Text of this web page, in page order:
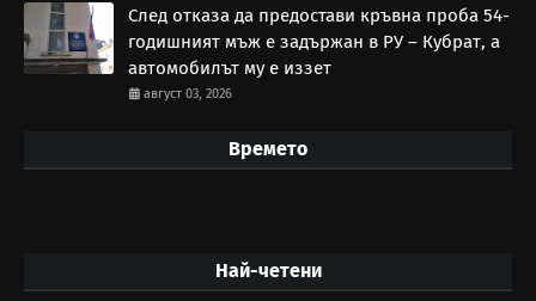
След отказа да предостави кръвна проба 54-
годишният мъж е задържан в РУ – Кубрат, а
автомобилът му е иззет
август 03, 2026
Времето
Най-четени